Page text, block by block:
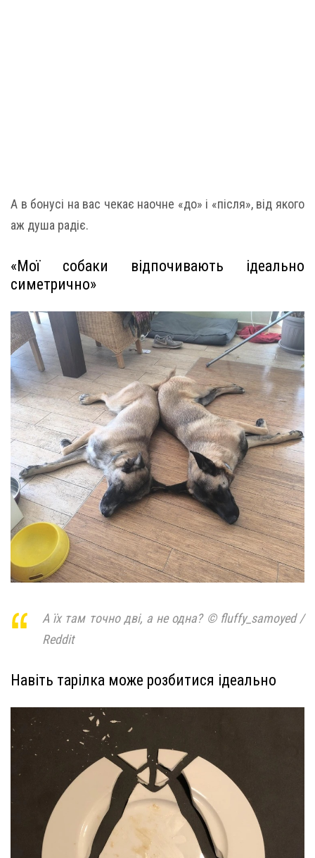
А в бонусі на вас чекає наочне «до» і «після», від якого
аж душа радіє.
«Мої собаки відпочивають ідеально
симетрично»
А їх там точно дві, а не одна? © fluffy_samoyed /
Reddit
Навіть тарілка може розбитися ідеально